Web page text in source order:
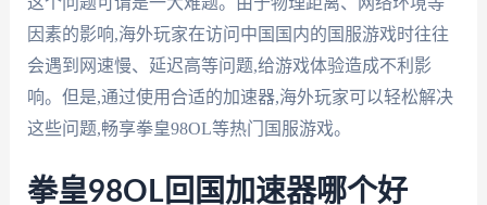
因素的影响,海外玩家在访问中国国内的国服游戏时往往
会遇到网速慢、延迟高等问题,给游戏体验造成不利影
响。但是,通过使用合适的加速器,海外玩家可以轻松解决
这些问题,畅享拳皇98OL等热门国服游戏。
拳皇98OL回国加速器哪个好